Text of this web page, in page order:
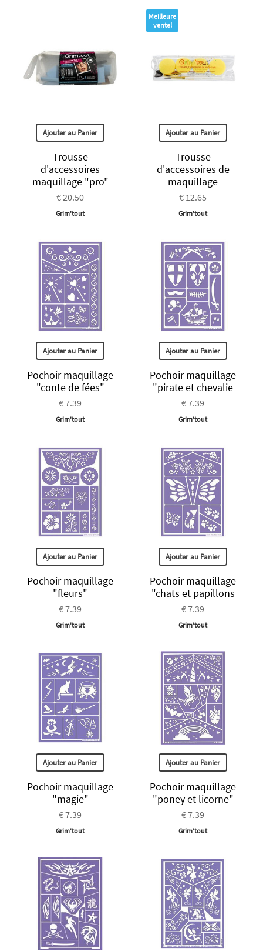
Ajouter au Panier
Trousse
d'accessoires
maquillage "pro"
€ 20.50
Grim'tout
Meilleure
vente!
Ajouter au Panier
Trousse
d'accessoires de
maquillage
€ 12.65
Grim'tout
Ajouter au Panier
Pochoir maquillage
"conte de fées"
€ 7.39
Grim'tout
Ajouter au Panier
Pochoir maquillage
"pirate et chevalie
€ 7.39
Grim'tout
Ajouter au Panier
Pochoir maquillage
"fleurs"
€ 7.39
Grim'tout
Ajouter au Panier
Pochoir maquillage
"chats et papillons
€ 7.39
Grim'tout
Ajouter au Panier
Pochoir maquillage
"magie"
€ 7.39
Grim'tout
Ajouter au Panier
Pochoir maquillage
"poney et licorne"
€ 7.39
Grim'tout